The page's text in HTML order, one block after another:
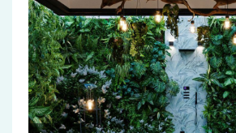
Radiatoren
Accessoires
Installatiemateriaal
Klimaatbeheersing